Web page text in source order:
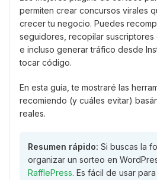
permiten crear concursos virales
crecer tu negocio. Puedes
seguidores, recopilar
e incluso generar tráfico desde
tocar código.
En esta guía, te mostraré las
recomiendo (y cuáles evitar)
reales.
Resumen rápido: Si buscas la
organizar un sorteo en
RafflePress. Es fácil de usar